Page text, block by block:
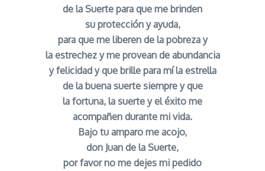
de la Suerte para que me brinden
su protección y ayuda,
para que me liberen de la pobreza y
la estrechez y me provean de abundancia
y felicidad y que brille para mí la estrella
de la buena suerte siempre y que
la fortuna, la suerte y el éxito me
acompañen durante mi vida.
Bajo tu amparo me acojo,
don Juan de la Suerte,
por favor no me dejes mi pedido